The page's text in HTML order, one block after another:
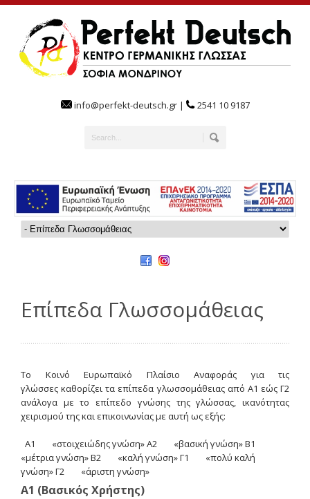
info@perfekt-deutsch.gr | 2541 10 9187
Επίπεδα Γλωσσομάθειας
Το Κοινό Ευρωπαϊκό Πλαίσιο Αναφοράς για τις
γλώσσες καθορίζει τα επίπεδα γλωσσομάθειας από Α1 εώς Γ2
ανάλογα με το επίπεδο γνώσης της γλώσσας, ικανότητας
χειρισμού της και επικοινωνίας με αυτή ως εξής:
Α1 «στοιχειώδης γνώση» Α2 «βασική γνώση» Β1
«μέτρια γνώση» Β2 «καλή γνώση» Γ1 «πολύ καλή
γνώση» Γ2 «άριστη γνώση»
Α1 (Βασικός Χρήστης)